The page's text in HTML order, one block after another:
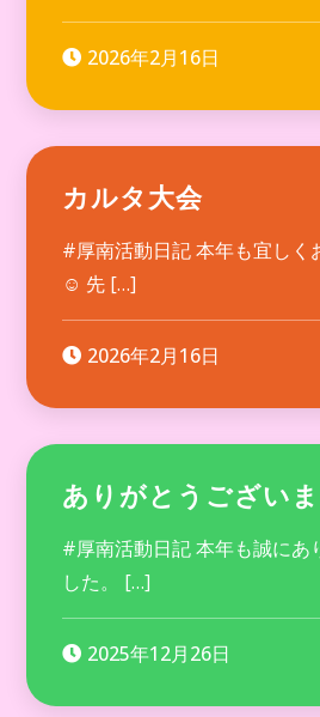
2026年2月16日
カルタ大会
#厚南活動日記 本年も宜しく
☺ 先 […]
2026年2月16日
ありがとうござい
#厚南活動日記 本年も誠にあ
した。 […]
2025年12月26日